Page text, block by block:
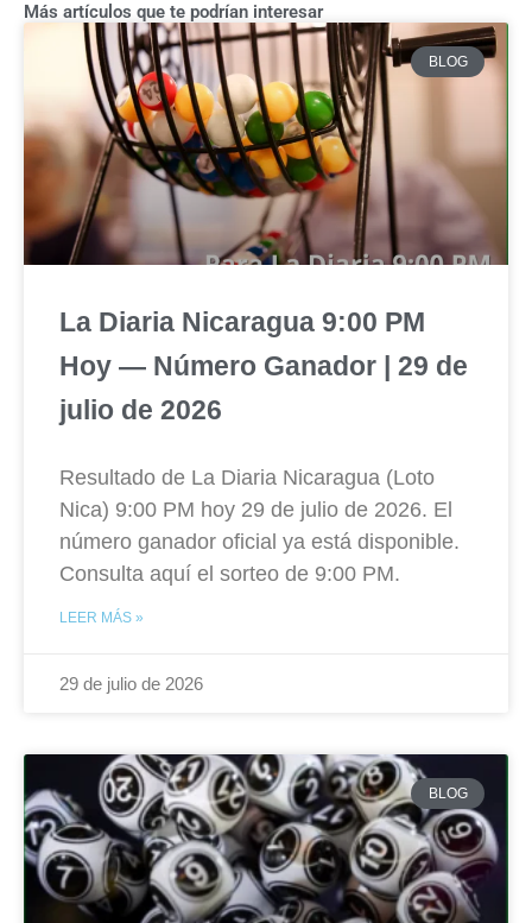
Más artículos que te podrían interesar
BLOG
La Diaria Nicaragua 9:00 PM
Hoy — Número Ganador | 29 de
julio de 2026
Resultado de La Diaria Nicaragua (Loto
Nica) 9:00 PM hoy 29 de julio de 2026. El
número ganador oficial ya está disponible.
Consulta aquí el sorteo de 9:00 PM.
LEER MÁS »
29 de julio de 2026
BLOG